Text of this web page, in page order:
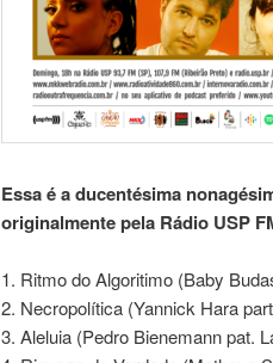
Essa é a ducentésima
originalmente pela Rádio USP
1. Ritmo do Algoritimo (Baby
2. Necropolítica (Yannick Hara
3. Aleluia (Pedro Bienemann pat.